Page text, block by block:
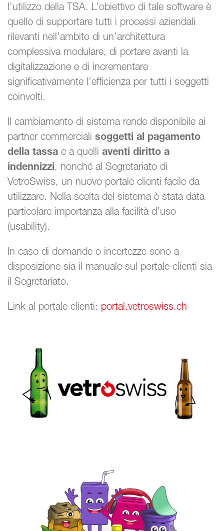
l’utilizzo della TSA. L’obiettivo di tale software è
quello di supportare tutti i processi aziendali
rilevanti nell’ambito di un’architettura
complessiva modulare, di portare avanti la
digitalizzazione e di incrementare
significativamente l’efficienza per tutti i soggetti
coinvolti.
Il cambiamento di sistema rende disponibile ai
partner commerciali soggetti al pagamento
della tassa e a quelli aventi diritto a
indennizzi, nonché al Segretariato di
VetroSwiss, un nuovo portale clienti facile da
utilizzare. Nella scelta del sistema è stata data
particolare importanza alla facilità d’uso
(usability).
In caso di domande o incertezze sono a
disposizione sia il manuale sul portale clienti sia
il Segretariato.
Link al portale clienti: portal.vetroswiss.ch